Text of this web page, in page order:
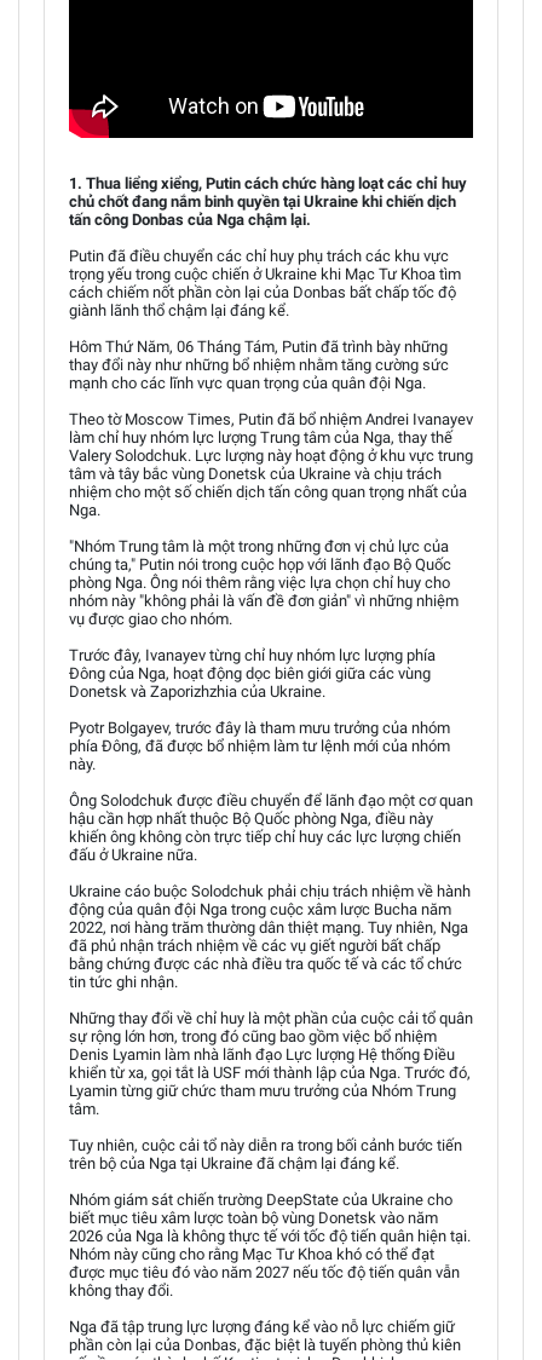
1. Thua liểng xiểng, Putin cách chức hàng loạt các chỉ huy
chủ chốt đang nắm binh quyền tại Ukraine khi chiến dịch
tấn công Donbas của Nga chậm lại.
Putin đã điều chuyển các chỉ huy phụ trách các khu vực
trọng yếu trong cuộc chiến ở Ukraine khi Mạc Tư Khoa tìm
cách chiếm nốt phần còn lại của Donbas bất chấp tốc độ
giành lãnh thổ chậm lại đáng kể.
Hôm Thứ Năm, 06 Tháng Tám, Putin đã trình bày những
thay đổi này như những bổ nhiệm nhằm tăng cường sức
mạnh cho các lĩnh vực quan trọng của quân đội Nga.
Theo tờ Moscow Times, Putin đã bổ nhiệm Andrei Ivanayev
làm chỉ huy nhóm lực lượng Trung tâm của Nga, thay thế
Valery Solodchuk. Lực lượng này hoạt động ở khu vực trung
tâm và tây bắc vùng Donetsk của Ukraine và chịu trách
nhiệm cho một số chiến dịch tấn công quan trọng nhất của
Nga.
"Nhóm Trung tâm là một trong những đơn vị chủ lực của
chúng ta," Putin nói trong cuộc họp với lãnh đạo Bộ Quốc
phòng Nga. Ông nói thêm rằng việc lựa chọn chỉ huy cho
nhóm này "không phải là vấn đề đơn giản" vì những nhiệm
vụ được giao cho nhóm.
Trước đây, Ivanayev từng chỉ huy nhóm lực lượng phía
Đông của Nga, hoạt động dọc biên giới giữa các vùng
Donetsk và Zaporizhzhia của Ukraine.
Pyotr Bolgayev, trước đây là tham mưu trưởng của nhóm
phía Đông, đã được bổ nhiệm làm tư lệnh mới của nhóm
này.
Ông Solodchuk được điều chuyển để lãnh đạo một cơ quan
hậu cần hợp nhất thuộc Bộ Quốc phòng Nga, điều này
khiến ông không còn trực tiếp chỉ huy các lực lượng chiến
đấu ở Ukraine nữa.
Ukraine cáo buộc Solodchuk phải chịu trách nhiệm về hành
động của quân đội Nga trong cuộc xâm lược Bucha năm
2022, nơi hàng trăm thường dân thiệt mạng. Tuy nhiên, Nga
đã phủ nhận trách nhiệm về các vụ giết người bất chấp
bằng chứng được các nhà điều tra quốc tế và các tổ chức
tin tức ghi nhận.
Những thay đổi về chỉ huy là một phần của cuộc cải tổ quân
sự rộng lớn hơn, trong đó cũng bao gồm việc bổ nhiệm
Denis Lyamin làm nhà lãnh đạo Lực lượng Hệ thống Điều
khiển từ xa, gọi tắt là USF mới thành lập của Nga. Trước đó,
Lyamin từng giữ chức tham mưu trưởng của Nhóm Trung
tâm.
Tuy nhiên, cuộc cải tổ này diễn ra trong bối cảnh bước tiến
trên bộ của Nga tại Ukraine đã chậm lại đáng kể.
Nhóm giám sát chiến trường DeepState của Ukraine cho
biết mục tiêu xâm lược toàn bộ vùng Donetsk vào năm
2026 của Nga là không thực tế với tốc độ tiến quân hiện tại.
Nhóm này cũng cho rằng Mạc Tư Khoa khó có thể đạt
được mục tiêu đó vào năm 2027 nếu tốc độ tiến quân vẫn
không thay đổi.
Nga đã tập trung lực lượng đáng kể vào nỗ lực chiếm giữ
phần còn lại của Donbas, đặc biệt là tuyến phòng thủ kiên